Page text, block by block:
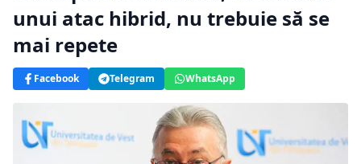
unui atac hibrid, nu trebuie să se
mai repete
Facebook Telegram WhatsApp